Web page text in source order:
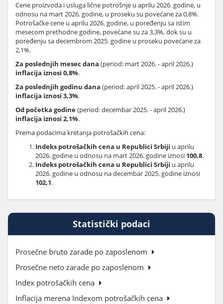
Cene proizvoda i usluga lične potrošnje u aprilu 2026. godine, u
odnosu na mart 2026. godine, u proseku su povećane za 0,8%.
Potrošačke cene u aprilu 2026. godine, u poređenju sa istim
mesecom prethodne godine, povećane su za 3,3%, dok su u
poređenju sa decembrom 2025. godine u proseku povećane za
2,1%.
Za poslednjih mesec dana (period: mart 2026. - april 2026.)
inflacija iznosi 0,8%.
Za poslednjih godinu dana (period: april 2025. - april 2026.)
inflacija iznosi 3,3%.
Od početka godine(period: decembar 2025. - april 2026.)
inflacija iznosi 2,1%.
Prema podacima kretanja potrošačkih cena:
Indeks potrošačkih cena u Republici Srbiji u aprilu
2026. godine u odnosu na mart 2026. godine iznosi 100,8.
Indeks potrošačkih cena u Republici Srbiji u aprilu
2026. godine u odnosu na decembar 2025. godine iznosi
102,1.
Statistički podaci
Prosečne bruto zarade po zaposlenom
Prosečne neto zarade po zaposlenom
Index potrošačkih cena
Inflacija merena Indexom potrošačkih cena